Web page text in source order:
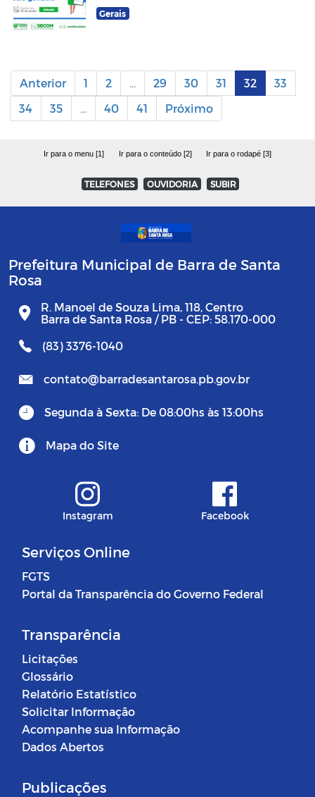
Gerais
Anterior 1 2 ... 29 30 31 32
33
34
35 ... 40 41 Próximo
Ir para o menu [1] Ir para o conteúdo [2] Ir para o rodapé [3]
TELEFONES OUVIDORIA SUBIR
Prefeitura Municipal de Barra de Santa
Rosa
R. Manoel de Souza Lima, 118, Centro
Barra de Santa Rosa / PB - CEP: 58.170-000
(83) 3376-1040
contato@barradesantarosa.pb.gov.br
Segunda à Sexta: De 08:00hs às 13:00hs
Mapa do Site
Instagram Facebook
Serviços Online
FGTS
Portal da Transparência do Governo Federal
Transparência
Licitações
Glossário
Relatório Estatístico
Solicitar Informação
Acompanhe sua Informação
Dados Abertos
Publicações